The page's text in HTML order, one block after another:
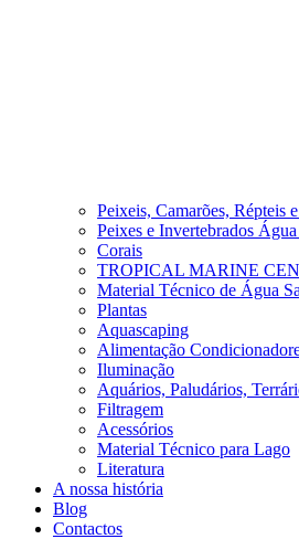
Peixeis, Camarões, Répteis
Peixes e Invertebrados Água
Corais
TROPICAL MARINE
Material Técnico de Água
Plantas
Aquascaping
Alimentação
Iluminação
Aquários, Paludários,
Filtragem
Acessórios
Material Técnico para Lago
Literatura
A nossa história
Blog
Contactos